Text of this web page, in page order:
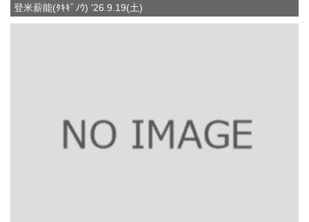
登米薪能(ﾀｷｷﾞﾉｳ) '26.9.19(土)